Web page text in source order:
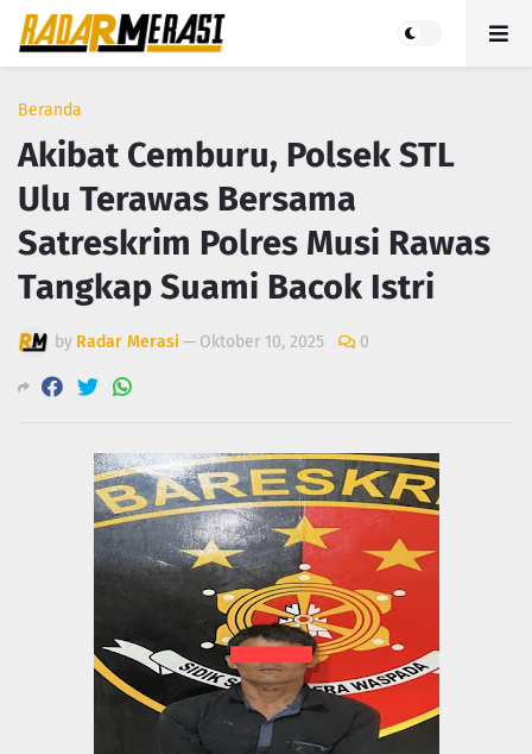
Beranda
Akibat Cemburu, Polsek STL
Ulu Terawas Bersama
Satreskrim Polres Musi Rawas
Tangkap Suami Bacok Istri
by Radar Merasi — Oktober 10, 2025 0